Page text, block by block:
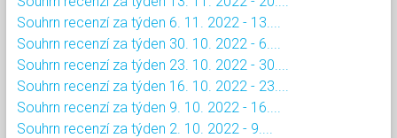
Souhrn recenzí za týden 6. 11. 2022 - 13....
Souhrn recenzí za týden 30. 10. 2022 - 6....
Souhrn recenzí za týden 23. 10. 2022 - 30....
Souhrn recenzí za týden 16. 10. 2022 - 23....
Souhrn recenzí za týden 9. 10. 2022 - 16....
Souhrn recenzí za týden 2. 10. 2022 - 9....